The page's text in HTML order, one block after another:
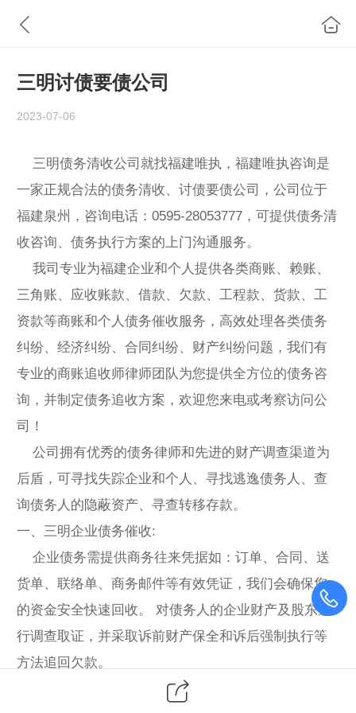
三明讨债要债公司
2023-07-06
三明债务清收公司就找福建唯执，福建唯执咨询是
一家正规合法的债务清收、讨债要债公司，公司位于
福建泉州，咨询电话：0595-28053777，可提供债务清
收咨询、债务执行方案的上门沟通服务。
我司专业为福建企业和个人提供各类商账、赖账、
三角账、应收账款、借款、欠款、工程款、货款、工
资款等商账和个人债务催收服务，高效处理各类债务
纠纷、经济纠纷、合同纠纷、财产纠纷问题，我们有
专业的商账追收师律师团队为您提供全方位的债务咨
询，并制定债务追收方案，欢迎您来电或考察访问公
司！
公司拥有优秀的债务律师和先进的财产调查渠道为
后盾，可寻找失踪企业和个人、寻找逃逸债务人、查
询债务人的隐蔽资产、寻查转移存款。
一、 三明企业债务催收:
企业债务需提供商务往来凭据如：订单、合同、送
货单、联络单、商务邮件等有效凭证，我们会确保您
的资金安全快速回收。 对债务人的企业财产及股东进
行调查取证，并采取诉前财产保全和诉后强制执行等
方法追回欠款。
个人债务追讨: